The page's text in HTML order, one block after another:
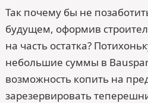
Так почему бы не
будущем, оформив
на часть остатка?
небольшие суммы в
возможность копить на
зарезервировать